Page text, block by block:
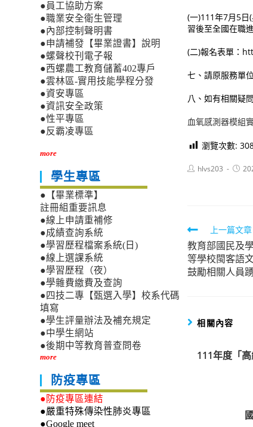
(一)111年7月5日
習後至全國在職
(二)報名表單：
七、請原服務單
八、如有相關疑
血氧感測器模組
瀏覽次數:
Posthlvs203
Post
Read
more
articles
上一篇文章
教育部國民及
等學校閩客語
鼓勵相關人員
相關內容
111年度「
●員工協助方案
●職業安全衛生管理
●內部控制聲明書
●申請補發【畢業證書】說明
●螺聲校刊電子報
●西螺農工教育儲蓄402專戶
●雲林區-實用技能學程分發
●資安專區
●資訊安全政策
●性平專區
●反霸凌專區
more
學生專區
●【畢業標準】
註冊組重要訊息
●線上申請重補修
●成績查詢系統
●學習歷程檔案系統(日)
●線上選課系統
●學習歷程（夜）
●學雜費繳費及查詢
●四技二專【甄選入學】校系代碼
填寫
●學生評量辦法及補充規定
●中學生網站
●後期中等教育普查問卷
more
防疫專區
●防疫專區連結
●嚴重特殊傳染性肺炎專區
●Google meet